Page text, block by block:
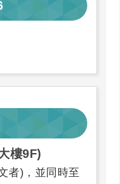
樓9F)
者)，並同時至